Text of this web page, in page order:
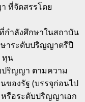
ที่จัดสรรโดย
กำลังศึกษาในสถาบัน
ษาระดับปริญญาตรีปี
ทุน
ริญญา ตามความ
ของรัฐ (บรรจุก่อนไป
รือระดับปริญญาเอก